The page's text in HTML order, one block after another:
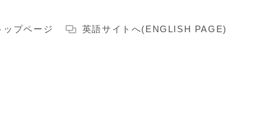
ップページ 英語サイトへ(ENGLISH PAGE)